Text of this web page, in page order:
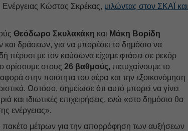
Ενέργειας Κώστας Σκρέκας, μιλώντας στον ΣΚΑΪ και
Θεόδωρο Σκυλακάκη και Μάκη Βορίδη
και δράσεων, για να μπορέσει το δημόσιο να
πέρυσι με τον καύσωνα είχαμε φτάσει σε ρεκόρ
ορίσουμε στους26 βαθμούς, πετυχαίνουμε το
στην ποιότητα του αέρα και την εξοικονόμηση
Ωστόσο, σημείωσε ότι αυτό μπορεί να γίνει
και ιδιωτικές επιχειρήσεις, ενώ «στο δημόσιο θα
ενέργειας».
πακέτο μέτρων για την απορρόφηση των αυξήσεων